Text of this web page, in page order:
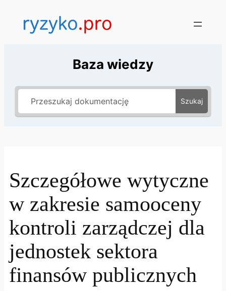
Baza wiedzy
Szukaj
Szczegółowe wytyczne
w zakresie samooceny
kontroli zarządczej dla
jednostek sektora
finansów publicznych